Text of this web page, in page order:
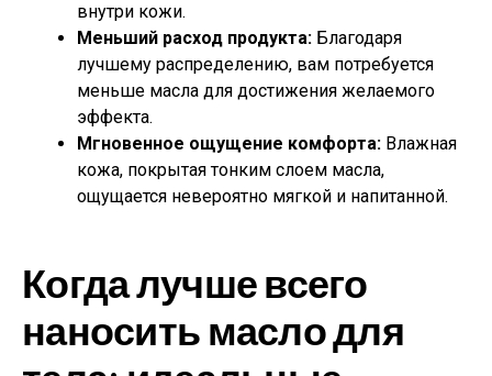
внутри кожи.
Меньший расход продукта: Благодаря
лучшему распределению, вам потребуется
меньше масла для достижения желаемого
эффекта.
Мгновенное ощущение комфорта: Влажная
кожа, покрытая тонким слоем масла,
ощущается невероятно мягкой и напитанной.
Когда лучше всего
наносить масло для